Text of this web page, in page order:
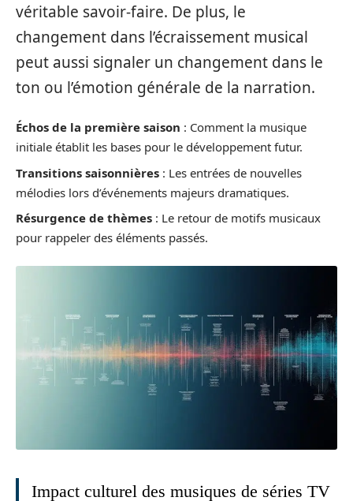
véritable savoir-faire. De plus, le
changement dans l’écraissement musical
peut aussi signaler un changement dans le
ton ou l’émotion générale de la narration.
Échos de la première saison : Comment la musique
initiale établit les bases pour le développement futur.
Transitions saisonnières : Les entrées de nouvelles
mélodies lors d’événements majeurs dramatiques.
Résurgence de thèmes : Le retour de motifs musicaux
pour rappeler des éléments passés.
Impact culturel des musiques de séries TV